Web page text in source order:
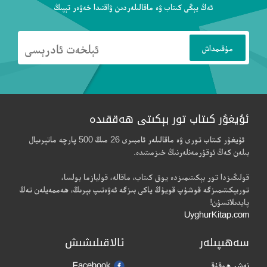
ئەڭ يېڭى كىتاب ۋە ماقالىلەردىن ۋاقتىدا خەۋەر تېپىڭ
ئۇيغۇر كىتاب تور بېكىتى ھەققىدە
ئۇيغۇر كىتاب تورى ۋە ماقالىلەر ئامبىرى 26 مىڭ 500 پارچە ماتېرىيال
بىلەن كەڭ ئوقۇرمەنلەرنىڭ خىزمىتىدە.
قولىڭىزدا تور بېكىتىمىزدە يوق كىتاب، ماقالە، قوليازما بولسا،
توربېكىتىمىزگە قوشۇپ قويۇڭ ياكى بىزگە ئەۋەتىپ بېرىڭ، ھەممەيلەن تەڭ
پايدىلانسۇن!
UyghurKitap.com
سەھىپىلەر
نەشر ھوقۇقى
ئالاقىلىشىش
Facebook